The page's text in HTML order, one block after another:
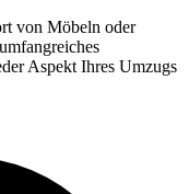
von Möbeln oder
Aspekt Ihres Umzugs